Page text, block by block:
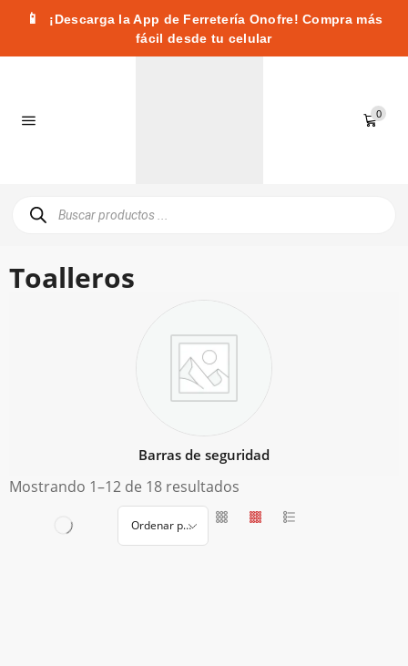
📱
¡Descarga la App de Ferretería Onofre! Compra más
fácil desde tu celular
0
Toalleros
Barras de seguridad
Mostrando 1–12 de 18 resultados